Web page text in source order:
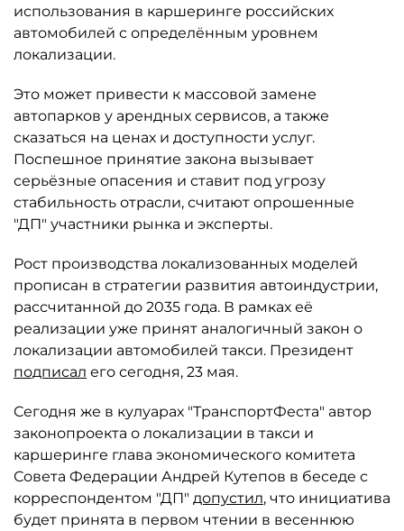
использования в каршеринге российских
автомобилей с определённым уровнем
локализации.
Это может привести к массовой замене
автопарков у арендных сервисов, а также
сказаться на ценах и доступности услуг.
Поспешное принятие закона вызывает
серьёзные опасения и ставит под угрозу
стабильность отрасли, считают опрошенные
"ДП" участники рынка и эксперты.
Рост производства локализованных моделей
прописан в стратегии развития автоиндустрии,
рассчитанной до 2035 года. В рамках её
реализации уже принят аналогичный закон о
локализации автомобилей такси. Президент
подписал его сегодня, 23 мая.
Сегодня же в кулуарах "ТранспортФеста" автор
законопроекта о локализации в такси и
каршеринге глава экономического комитета
Совета Федерации Андрей Кутепов в беседе с
корреспондентом "ДП" допустил, что инициатива
будет принята в первом чтении в весеннюю